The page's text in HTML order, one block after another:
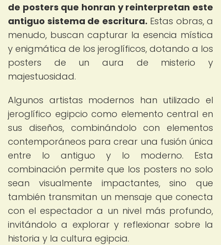
de posters que honran y reinterpretan este
antiguo sistema de escritura. Estas obras, a
menudo, buscan capturar la esencia mística
y enigmática de los jeroglíficos, dotando a los
posters de un aura de misterio y
majestuosidad.
Algunos artistas modernos han utilizado el
jeroglífico egipcio como elemento central en
sus diseños, combinándolo con elementos
contemporáneos para crear una fusión única
entre lo antiguo y lo moderno. Esta
combinación permite que los posters no solo
sean visualmente impactantes, sino que
también transmitan un mensaje que conecta
con el espectador a un nivel más profundo,
invitándolo a explorar y reflexionar sobre la
historia y la cultura egipcia.